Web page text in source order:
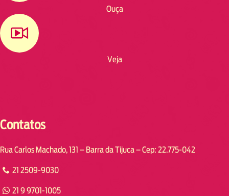
Ouça
Veja
Contatos
Rua Carlos Machado, 131 – Barra da Tijuca – Cep: 22.775-042
21 2509-9030
21 9 9701-1005